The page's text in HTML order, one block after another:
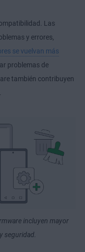
Las
y errores,
se vuelvan más
problemas de
también contribuyen
incluyen mayor
seguridad.